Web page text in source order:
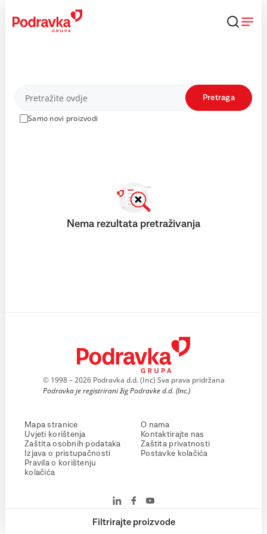
content
Proizvodi
Samo novi proizvodi
Pretraga
Filtrirajte proizvode
Nema rezultata pretraživanja
© 1998 – 2026 Podravka d.d. (Inc) Sva prava pridržana
Podravka je registrirani žig Podravke d.d. (Inc.)
Mapa stranice
Uvjeti korištenja
Zaštita osobnih podataka
Izjava o pristupačnosti
Pravila o korištenju
kolačića
O nama
Kontaktirajte nas
Zaštita privatnosti
Postavke kolačića